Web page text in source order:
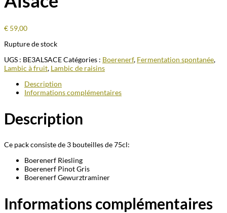
€ 59,00
Rupture de stock
UGS : BE3ALSACECatégories : Boerenerf, Fermentation spontanée,
Lambic à fruit, Lambic de raisins
Description
Informations complémentaires
Description
Ce pack consiste de 3 bouteilles de 75cl:
Boerenerf Riesling
Boerenerf Pinot Gris
Boerenerf Gewurztraminer
Informations complémentaires